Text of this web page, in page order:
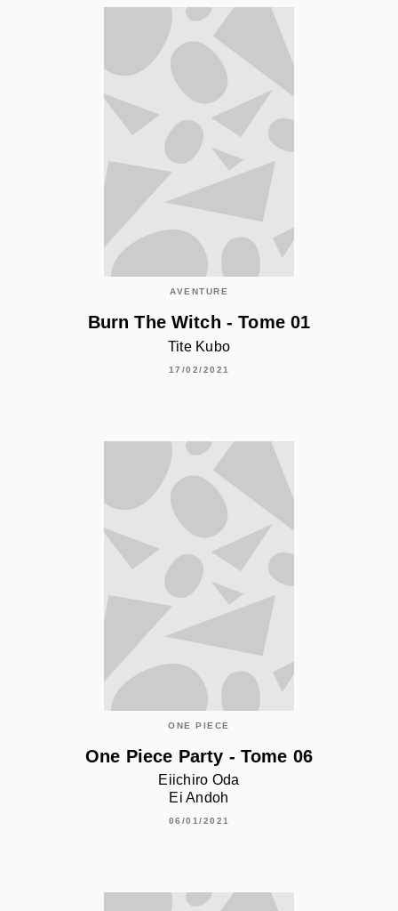
AVENTURE
Burn The Witch - Tome 01
Tite Kubo
17/02/2021
ONE PIECE
One Piece Party - Tome 06
Eiichiro Oda
Ei Andoh
06/01/2021